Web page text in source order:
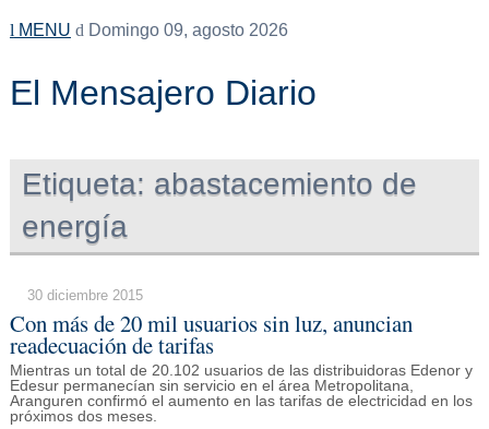
MENU Domingo 09, agosto 2026
El Mensajero Diario
Etiqueta: abastacemiento de
energía
30 diciembre 2015
Con más de 20 mil usuarios sin luz, anuncian
readecuación de tarifas
Mientras un total de 20.102 usuarios de las distribuidoras Edenor y
Edesur permanecían sin servicio en el área Metropolitana,
Aranguren confirmó el aumento en las tarifas de electricidad en los
próximos dos meses.